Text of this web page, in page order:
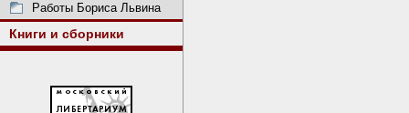
Работы Бориса Львина
Книги и сборники